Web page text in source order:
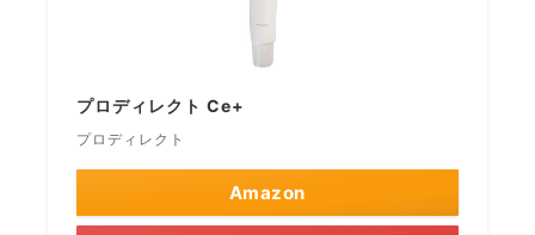
プロディレクト Ce+
プロディレクト
Amazon